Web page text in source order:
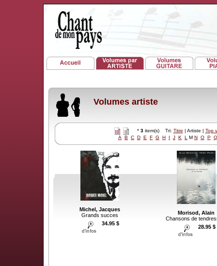
Volumes artiste
* 3item(s) Tri: Titre | Artiste | Top
A
B C D E F G H I J K L M N O P Q
Michel, Jacques
Grands succes
34.95 $
Morisod, Alain
Chansons de
28.95 $